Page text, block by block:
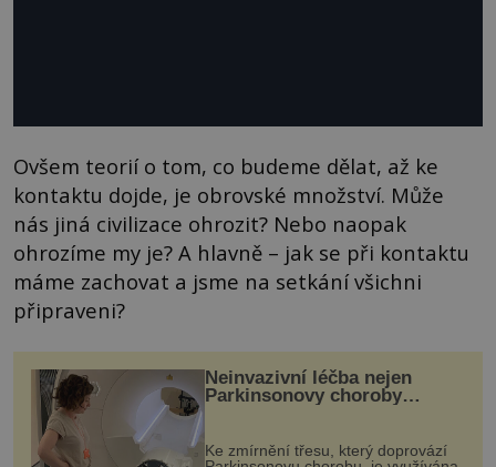
Ovšem teorií o tom, co budeme dělat, až ke
kontaktu dojde, je obrovské množství. Může
nás jiná civilizace ohrozit? Nebo naopak
ohrozíme my je? A hlavně – jak se při kontaktu
máme zachovat a jsme na setkání všichni
připraveni?
Neinvazivní léčba nejen
Parkinsonovy choroby
Ke zmírnění třesu, který doprovází